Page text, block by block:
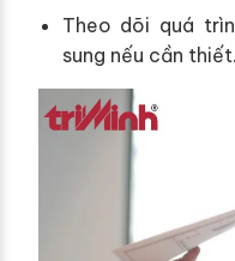
Theo dõi quá
sung nếu cần thiết.